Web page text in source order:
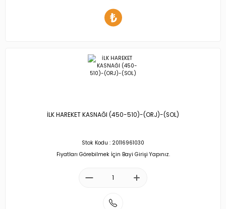
İLK HAREKET KASNAĞI (450-510)-(ORJ)-(SOL)
Stok Kodu : 20116961030
Fiyatları Görebilmek İçin Bayi Girişi Yapınız.